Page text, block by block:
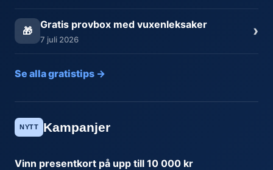
🎁
Gratis provbox med vuxenleksaker
7 juli 2026 ›
Se alla gratistips →
NYTT Kampanjer
Vinn presentkort på upp till 10 000 kr